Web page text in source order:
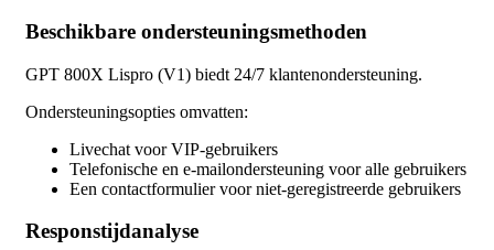
Beschikbare ondersteuningsmethoden
GPT 800X Lispro (V1) biedt 24/7 klantenondersteuning.
Ondersteuningsopties omvatten:
Livechat voor VIP-gebruikers
Telefonische en e-mailondersteuning voor alle gebruikers
Een contactformulier voor niet-geregistreerde gebruikers
Responstijdanalyse